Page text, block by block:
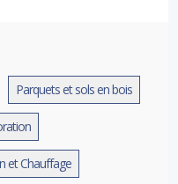
Parquets et sols en bois
et Chauffage